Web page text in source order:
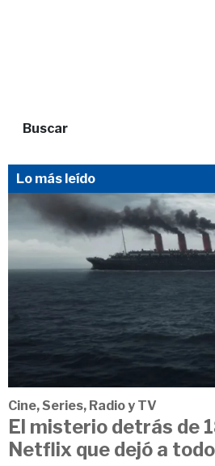
Buscar
Lo más leído
Cine, Series, Radio y TV
El misterio detrás de
Netflix que dejó a